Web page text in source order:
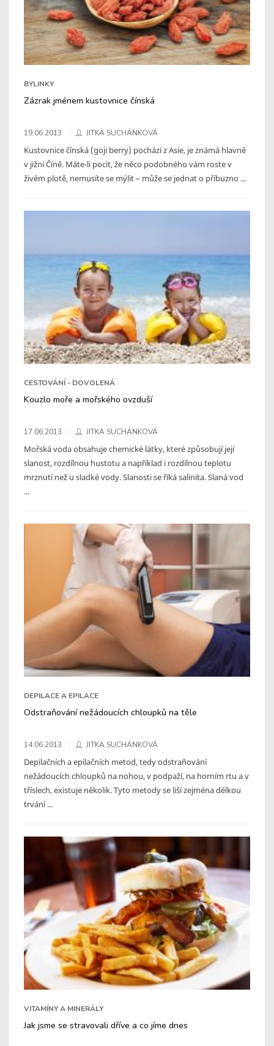
BYLINKY
Zázrak jménem kustovnice čínská
19.06.2013 JITKA SUCHÁNKOVÁ
Kustovnice čínská (goji berry) pochází z Asie, je známá hlavně
v jižní Číně. Máte-li pocit, že něco podobného vám roste v
živém plotě, nemusíte se mýlit – může se jednat o příbuzno ...
CESTOVÁNÍ - DOVOLENÁ
Kouzlo moře a mořského ovzduší
17.06.2013 JITKA SUCHÁNKOVÁ
Mořská voda obsahuje chemické látky, které způsobují její
slanost, rozdílnou hustotu a například i rozdílnou teplotu
mrznutí než u sladké vody. Slanosti se říká salinita. Slaná vod
...
DEPILACE A EPILACE
Odstraňování nežádoucích chloupků na těle
14.06.2013 JITKA SUCHÁNKOVÁ
Depilačních a epilačních metod, tedy odstraňování
nežádoucích chloupků na nohou, v podpaží, na horním rtu a v
tříslech, existuje několik. Tyto metody se liší zejména délkou
trvání ...
VITAMÍNY A MINERÁLY
Jak jsme se stravovali dříve a co jíme dnes